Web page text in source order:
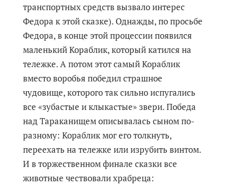
транспортных средств вызвало интерес
Федора к этой сказке). Однажды, по просьбе
Федора, в конце этой процессии появился
маленький Кораблик, который катился на
тележке. А потом этот самый Кораблик
вместо воробья победил страшное
чудовище, которого так сильно испугались
все «зубастые и клыкастые» звери. Победа
над Тараканищем описывалась сыном по-
разному: Кораблик мог его толкнуть,
переехать на тележке или изрубить винтом.
И в торжественном финале сказки все
животные чествовали храбреца: